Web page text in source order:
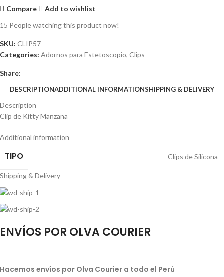
Compare
Add to wishlist
15 People watching this product now!
SKU: CLIP57
Categories: Adornos para Estetoscopio, Clips
Share:
DESCRIPTIONADDITIONAL INFORMATIONSHIPPING & DELIVERY
Description
Clip de Kitty Manzana
Additional information
TIPO Clips de Silicona
Shipping & Delivery
ENVÍOS POR OLVA COURIER
Hacemos envíos por Olva Courier a todo el Perú